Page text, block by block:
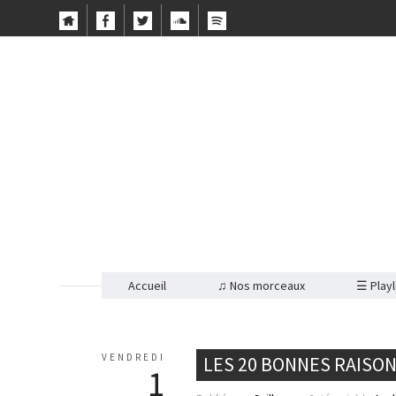
Accueil ♫ Nos morceaux ☰
VENDREDI
1 LES 20 BONNES